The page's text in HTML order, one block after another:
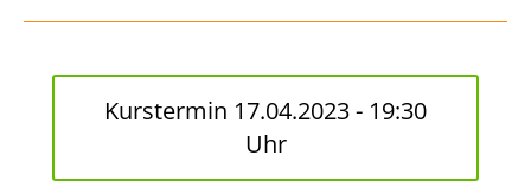
Kurstermin 17.04.2023 - 19:30
Uhr